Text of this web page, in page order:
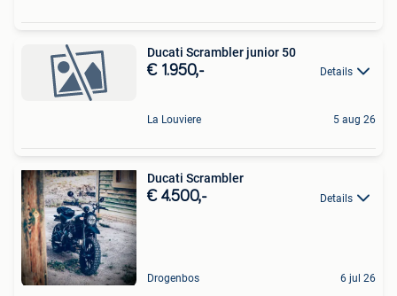
Ducati Scrambler junior 50
€ 1.950,- Details
La Louviere 5 aug 26
Ducati Scrambler
€ 4.500,- Details
Drogenbos 6 jul 26